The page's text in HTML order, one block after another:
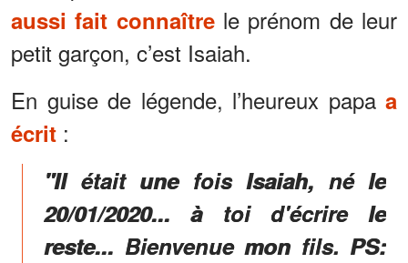
aussi fait connaîtrele prénom de leur
petit garçon, c’est Isaiah.
En guise de légende, l’heureux papa a
écrit :
"Il était une fois Isaiah, né le
20/01/2020... à toi d'écrire le
reste... Bienvenue mon fils. PS: